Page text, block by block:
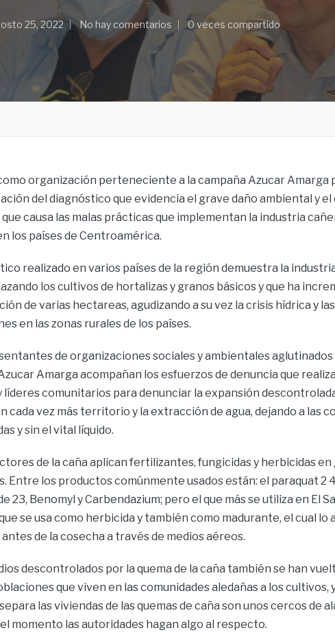
25, 2022 No hay comentarios 0 veces compartido
organización perteneciente a la campaña Azucar Amarga
del diagnóstico que evidencia el grave daño ambiental y
que causa las malas prácticas que implementan la industria
los países de Centroamérica.
realizado en varios países de la región demuestra la
los cultivos de hortalizas y granos básicos y que ha
de varias hectareas, agudizando a su vez la crisis hídrica y las
en las zonas rurales de los países.
de organizaciones sociales y ambientales aglutinados
Amarga acompañan los esfuerzos de denuncia que
líderes comunitarios para denunciar la expansión
cada vez más territorio y la extracción de agua, dejando a las
y sin el vital líquido.
de la caña aplican fertilizantes, fungicidas y herbicidas en
Entre los productos comúnmente usados están: el paraquat 2
23, Benomyl y Carbendazium; pero el que más se utiliza en El
se usa como herbicida y también como madurante, el cual lo
antes de la cosecha a través de medios aéreos.
descontrolados por la quema de la caña también se han
que viven en las comunidades aledañas a los cultivos,
las viviendas de las quemas de caña son unos cercos de
momento las autoridades hagan algo al respecto.